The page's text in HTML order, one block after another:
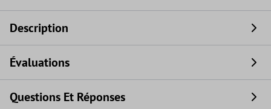
Description
Évaluations
Questions Et Réponses